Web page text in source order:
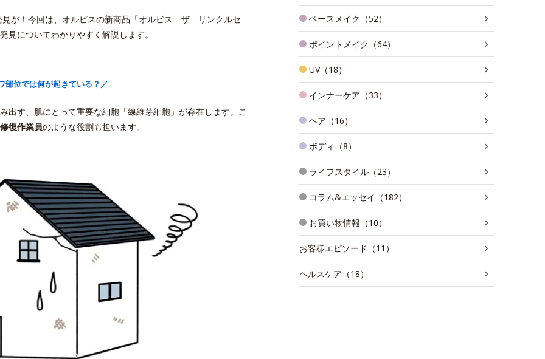
見が！今回は、オルビスの新商品「オルビス ザ リンクルセ
についてわかりやすく解説します。
部位では何が起きている？／
出す、肌にとって重要な細胞「線維芽細胞」が存在します。こ
修復作業員のような役割も担います。
ベースメイク（52）
ポイントメイク（64）
UV（18）
インナーケア（33）
ヘア（16）
ボディ（8）
ライフスタイル（23）
コラム&エッセイ（182）
お買い物情報（10）
お客様エピソード（11）
ヘルスケア（18）